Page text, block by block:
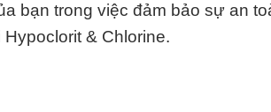
bạn trong việc đảm bảo sự an
& Chlorine.